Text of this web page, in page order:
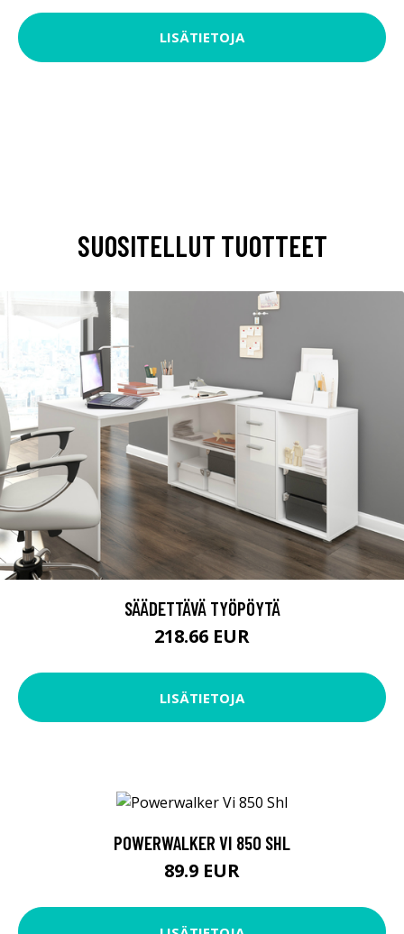
LISÄTIETOJA
SUOSITELLUT TUOTTEET
SÄÄDETTÄVÄ TYÖPÖYTÄ
218.66 EUR
LISÄTIETOJA
POWERWALKER VI 850 SHL
89.9 EUR